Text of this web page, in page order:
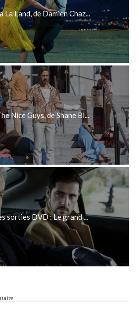
La Land, de Damien Chaz...
Nice Guys, de Shane Bl...
sorties DVD : Le grand ...